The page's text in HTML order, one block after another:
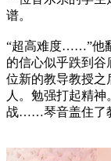
谱。
“超高难度……”他
的信心似乎跌到
位新的教导教授之
人。勉强打起精
战……琴音盖住了